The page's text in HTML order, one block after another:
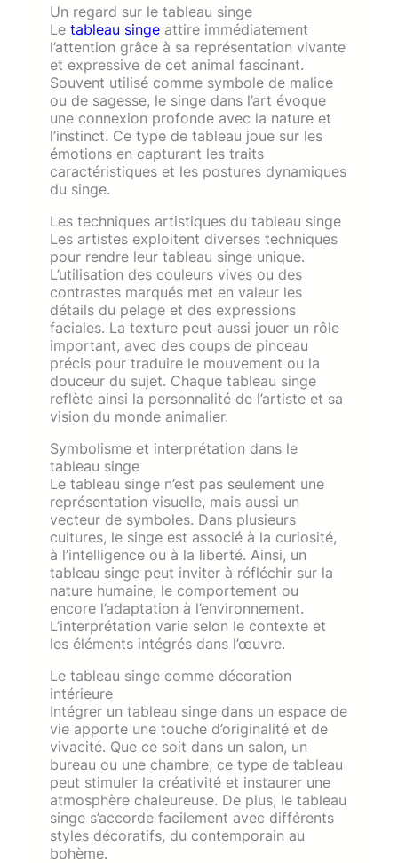
Un regard sur le tableau singe
Le tableau singe attire immédiatement
l’attention grâce à sa représentation vivante
et expressive de cet animal fascinant.
Souvent utilisé comme symbole de malice
ou de sagesse, le singe dans l’art évoque
une connexion profonde avec la nature et
l’instinct. Ce type de tableau joue sur les
émotions en capturant les traits
caractéristiques et les postures dynamiques
du singe.
Les techniques artistiques du tableau singe
Les artistes exploitent diverses techniques
pour rendre leur tableau singe unique.
L’utilisation des couleurs vives ou des
contrastes marqués met en valeur les
détails du pelage et des expressions
faciales. La texture peut aussi jouer un rôle
important, avec des coups de pinceau
précis pour traduire le mouvement ou la
douceur du sujet. Chaque tableau singe
reflète ainsi la personnalité de l’artiste et sa
vision du monde animalier.
Symbolisme et interprétation dans le
tableau singe
Le tableau singe n’est pas seulement une
représentation visuelle, mais aussi un
vecteur de symboles. Dans plusieurs
cultures, le singe est associé à la curiosité,
à l’intelligence ou à la liberté. Ainsi, un
tableau singe peut inviter à réfléchir sur la
nature humaine, le comportement ou
encore l’adaptation à l’environnement.
L’interprétation varie selon le contexte et
les éléments intégrés dans l’œuvre.
Le tableau singe comme décoration
intérieure
Intégrer un tableau singe dans un espace de
vie apporte une touche d’originalité et de
vivacité. Que ce soit dans un salon, un
bureau ou une chambre, ce type de tableau
peut stimuler la créativité et instaurer une
atmosphère chaleureuse. De plus, le tableau
singe s’accorde facilement avec différents
styles décoratifs, du contemporain au
bohème.